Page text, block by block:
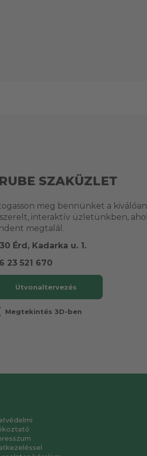
SZAKÜZLET
meg bennünket a kiválóan
interaktív üzletünkben, ahol
megtalál.
Érd, Kadarka u. 1.
23 521 670
Útvonaltervezés
Megtekintés 3D-ben